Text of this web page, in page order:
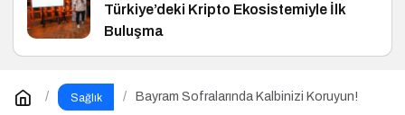
Türkiye’deki Kripto Ekosistemiyle İlk
Buluşma
Sağlık Bayram Sofralarında Kalbinizi Koruyun!